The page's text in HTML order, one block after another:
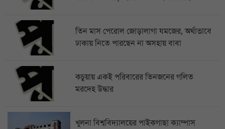
তিন মাস পেরোল জোড়ালাগা যমজের, অর্থাভাবে
ঢাকায় নিতে পারছেন না অসহায় বাবা
কচুয়ায় একই পরিবারের তিনজনের গলিত
মরদেহ উদ্ধার
খুলনা বিশ্ববিদ্যালয়ের পাইকগাছা ক্যাম্পাস